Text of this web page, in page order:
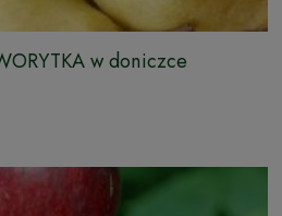
w doniczce